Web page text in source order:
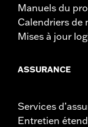
Manuels du
Calendriers de
Mises à jour
ASSURANCE
Services
Entretien